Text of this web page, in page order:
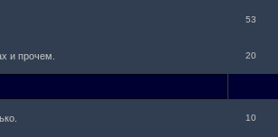
53
и прочем.
20
10